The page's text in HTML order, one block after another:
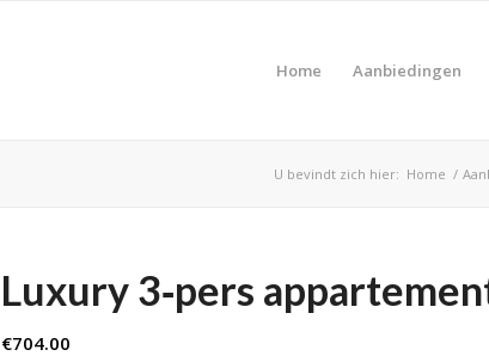
Home Aanbiedingen
U bevindt zich hier: Home /
Luxury 3‑pers
€704.00